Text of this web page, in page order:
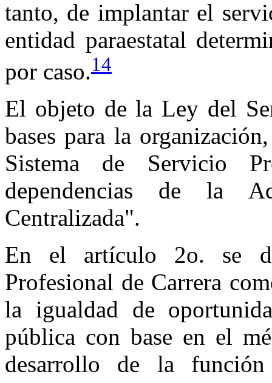
tanto, de implantar el
entidad paraestatal
por caso.14
El objeto de la Ley del
bases para la
Sistema de Servicio
dependencias de la
Centralizada".
En el artículo 2o. se
Profesional de Carrera
la igualdad de
pública con base en el
desarrollo de la